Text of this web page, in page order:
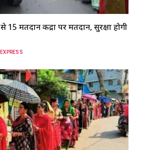
मतदान केंद्रों पर मतदान, सुरक्षा होगी